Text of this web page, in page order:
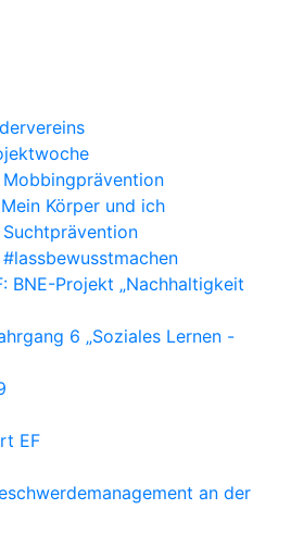
Körper und ich
BNE-Projekt „Nachhaltigkeit
6 „Soziales Lernen -
EF
an der